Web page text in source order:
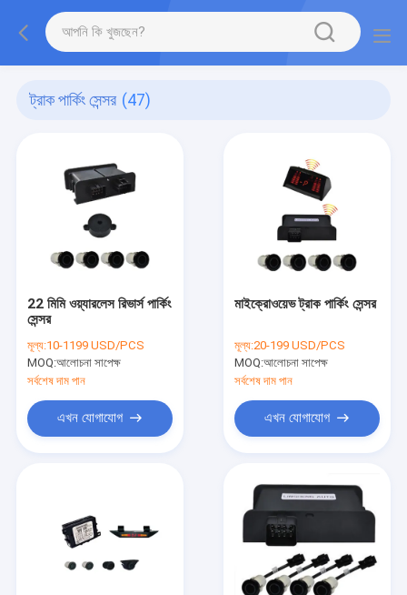
ট্রাক পার্কিং সেন্সর (47)
22 মিমি ওয়্যারলেস রিভার্স পার্কিং
সেন্সর
মূল্য:10-1199 USD/PCS
MOQ:আলোচনা সাপেক্ষ
সর্বশেষ দাম পান
এখন যোগাযোগ
মাইক্রোওয়েভ ট্রাক পার্কিং সেন্সর
মূল্য:20-199 USD/PCS
MOQ:আলোচনা সাপেক্ষ
সর্বশেষ দাম পান
এখন যোগাযোগ